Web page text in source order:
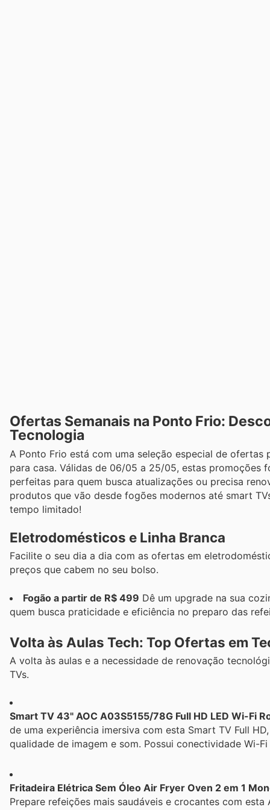
Ofertas Semanais na Ponto Frio:
Tecnologia
A Ponto Frio está com uma seleção especial de
para casa. Válidas de 06/05 a 25/05, estas promoções
perfeitas para quem busca atualizações ou precisa
produtos que vão desde fogões modernos até smart
tempo limitado!
Eletrodomésticos e Linha Branca
Facilite o seu dia a dia com as ofertas em
preços que cabem no seu bolso.
Fogão a partir de R$ 499 Dê um upgrade na sua
quem busca praticidade e eficiência no preparo das
Volta às Aulas Tech: Top Ofertas em
A volta às aulas e a necessidade de renovação
TVs.
Smart TV 43" AOC A03S5155/78G Full HD LED Wi-Fi
de uma experiência imersiva com esta Smart TV Full
qualidade de imagem e som. Possui conectividade Wi-
Fritadeira Elétrica Sem Óleo Air Fryer Oven 2 em 1
Prepare refeições mais saudáveis e crocantes com